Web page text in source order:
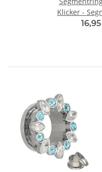
Klicker -
- Silber -